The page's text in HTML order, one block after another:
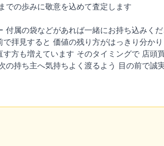
での歩みに敬意を込めて査定します
付属の袋などがあれば一緒にお持ち込み
で拝見すると 価値の残り方がはっきり分
方も増えています そのタイミングで 店頭
の持ち主へ気持ちよく渡るよう 目の前で誠